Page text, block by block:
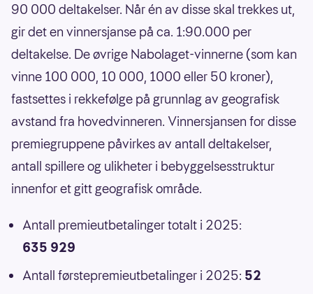
90 000 deltakelser. Når én av disse skal trekkes ut,
gir det en vinnersjanse på ca. 1:90.000 per
deltakelse. De øvrige Nabolaget-vinnerne (som kan
vinne 100 000, 10 000, 1000 eller 50 kroner),
fastsettes i rekkefølge på grunnlag av geografisk
avstand fra hovedvinneren. Vinnersjansen for disse
premiegruppene påvirkes av antall deltakelser,
antall spillere og ulikheter i bebyggelsesstruktur
innenfor et gitt geografisk område.
Antall premieutbetalinger totalt i 2025:
635 929
Antall førstepremieutbetalinger i 2025: 52